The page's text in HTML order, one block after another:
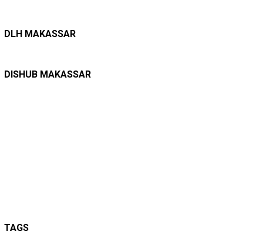
DLH MAKASSAR
Belanja Pemerintah Bisa Menyelamatkan Hu…
DISHUB MAKASSAR
Pete-pete Laut Makassar Siap Beroperasi …
TAGS